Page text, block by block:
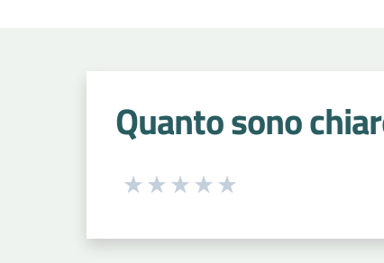
Quanto sono
Seleziona una valutazione da 1